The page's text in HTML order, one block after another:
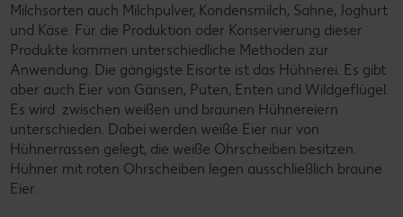
Milchsorten auch Milchpulver, Kondensmilch, Sahne, Joghurt
und Käse. Für die Produktion oder Konservierung dieser
Produkte kommen unterschiedliche Methoden zur
Anwendung. Die gängigste Eisorte ist das Hühnerei. Es gibt
aber auch Eier von Gänsen, Puten, Enten und Wildgeflügel.
Es wird zwischen weißen und braunen Hühnereiern
unterschieden. Dabei werden weiße Eier nur von
Hühnerrassen gelegt, die weiße Ohrscheiben besitzen.
Hühner mit roten Ohrscheiben legen ausschließlich braune
Eier.